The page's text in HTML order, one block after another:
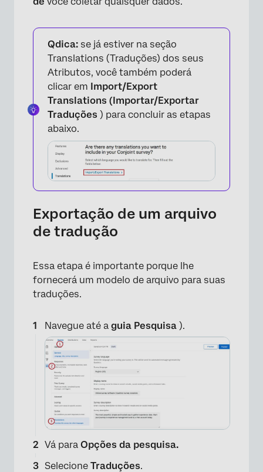
Qdica: se já estiver na seção
Translations (Traduções) dos seus
Atributos, você também poderá
clicar em Import/Export
Translations (Importar/Exportar
Traduções ) para concluir as etapas
abaixo.
Exportação de um arquivo
de tradução
Essa etapa é importante porque lhe
fornecerá um modelo de arquivo para suas
traduções.
Navegue até a guia Pesquisa ).
Vá para Opções da pesquisa.
Selecione Traduções.